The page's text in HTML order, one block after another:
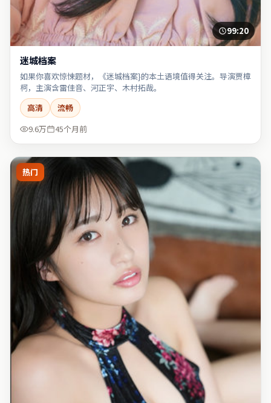
99:20
迷城档案
如果你喜欢惊悚题材，《迷城档案}的本土语境值得关注。导演贾樟
柯，主演含雷佳音、河正宇、木村拓哉。
高清
流畅
9.6万
45个月前
热门